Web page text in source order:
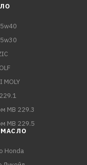
MB 229.3
MB 229.5
Honda